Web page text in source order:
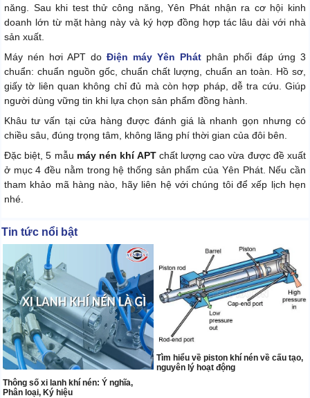
năng. Sau khi test thử công năng, Yên Phát nhận ra cơ hội kinh
doanh lớn từ mặt hàng này và ký hợp đồng hợp tác lâu dài với nhà
sản xuất.
Máy nén hơi APT do Điện máy Yên Phát phân phối đáp ứng 3
chuẩn: chuẩn nguồn gốc, chuẩn chất lượng, chuẩn an toàn. Hồ sơ,
giấy tờ liên quan không chỉ đủ mà còn hợp pháp, dễ tra cứu. Giúp
người dùng vững tin khi lựa chọn sản phẩm đồng hành.
Khâu tư vấn tại cửa hàng được đánh giá là nhanh gọn nhưng có
chiều sâu, đúng trọng tâm, không lãng phí thời gian của đôi bên.
Đặc biệt, 5 mẫu máy nén khí APTchất lượng cao vừa được đề xuất
ở mục 4 đều nằm trong hệ thống sản phẩm của Yên Phát. Nếu cần
tham khảo mã hàng nào, hãy liên hệ với chúng tôi để xếp lịch hẹn
nhé.
Tin tức nổi bật
Thông số xi lanh khí nén: Ý nghĩa,
Phân loại, Ký hiệu
Tìm hiểu về piston khí nén về cấu tạo,
nguyên lý hoạt động